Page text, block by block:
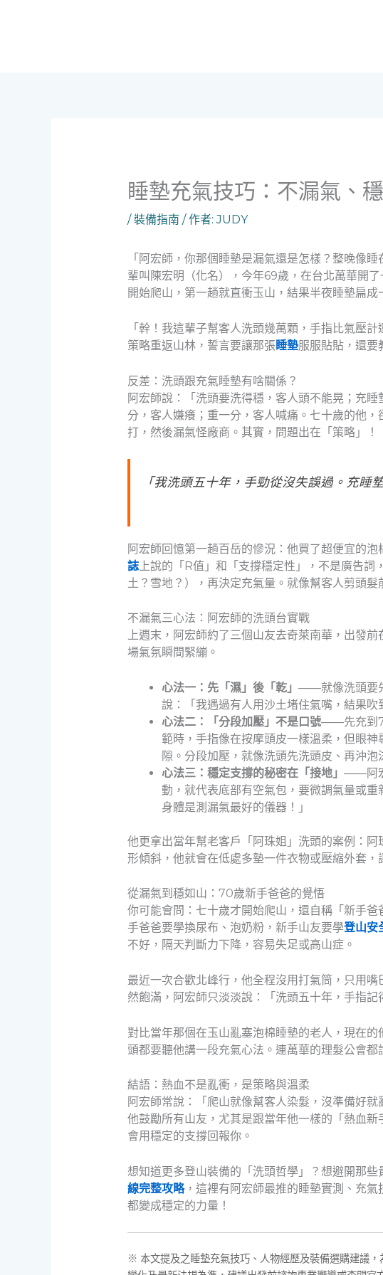
睡墊充氣技巧：不漏氣、
/裝備指南 / 作者:JUDY
「阿宏師，你那個睡墊是漏氣還是怎樣？整晚像
輩叫陳宏明（化名），今年69歲，在台北萬華開
開始爬山，第一趟就直衝玉山，結果半夜睡墊扁
「幹！我這輩子幫客人洗頭幾萬顆，手指比氣壓
策略重返山林，誓言要讓那張睡墊服服貼貼，還要
反差：洗頭跟充氣睡墊有啥關係？
阿宏師說：「洗頭要洗得穩，客人頭不能晃；充
分，客人嫌癢；重一分，客人喊痛。七十歲的他，
打，然後漏氣怪廠商。其實，問題出在「策略」！
「我洗頭五十年，手勁從沒失誤過。充睡
阿宏師回憶第一趟百岳的慘況：他買了超便宜的
誌上說的「R值」和「支撐穩定性」，不是廣告詞
土？雪地？），再決定充氣量。就像幫客人剪頭
不漏氣三心法：阿宏師的洗頭台實戰
上週末，阿宏師約了三個山友去奇萊南華，出發
場氣氛瞬間緊繃。
心法一：先「濕」後「乾」 ——就像洗頭要
說：「我遇過有人用沙土堵住氣嘴，結果吹
心法二：「分段加壓」不是口號——先充到
範時，手指像在按摩頭皮一樣溫柔，但眼
隙。分段加壓，就像洗頭先洗頭皮、再沖泡
心法三：穩定支撐的秘密在「接地」 ——阿宏
動，就代表底部有空氣包，要微調氣量或
身體是測漏氣最好的儀器！」
他更拿出當年幫老客戶「阿珠姐」洗頭的案例：
形傾斜，他就會在低處多墊一件衣物或壓縮外套
從漏氣到穩如山：70歲新手爸爸的覺悟
你可能會問：七十歲才開始爬山，還自稱「新手
手爸爸要學換尿布、泡奶粉，新手山友要學登山安
不好，隔天判斷力下降，容易失足或高山症。
最近一次合歡北峰行，他全程沒用打氣筒，只用
然飽滿，阿宏師只淡淡說：「洗頭五十年，手指
對比當年那個在玉山亂塞泡棉睡墊的老人，現在的
頭都要聽他講一段充氣心法。連萬華的理髮公會
結語：熱血不是亂衝，是策略與溫柔
阿宏師常說：「爬山就像幫客人染髮，沒準備好
他鼓勵所有山友，尤其是跟當年他一樣的「熱血
會用穩定的支撐回報你。
想知道更多登山裝備的「洗頭哲學」？想避開那些
線完整攻略，這裡有阿宏師最推的睡墊實測、充
都變成穩定的力量！
※ 本文提及之睡墊充氣技巧、人物經歷及裝備選購建議